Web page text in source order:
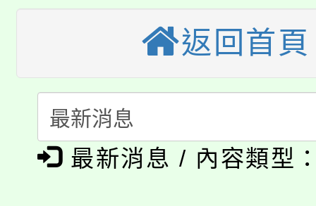
半價優惠，詳情可洽有
份教師增能研習
大溪自造教育及科技
份教師研習
淨零綠生活教案入校路
會
115年食農教育專業人
程
「本色祭」8/29、30在
場熱烈登場!
8/21下午1時於龍潭區
返回首頁
最新消息 / 內容類型